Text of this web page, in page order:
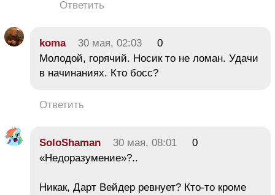
Ответить
koma 30 мая, 02:03
0
Молодой, горячий. Носик то не ломан. Удачи
в начинаниях. Кто босс?
Ответить
SoloShaman 30 мая, 08:01
0
«Недоразумение»?..
Никак, Дарт Вейдер ревнует? Кто-то кроме